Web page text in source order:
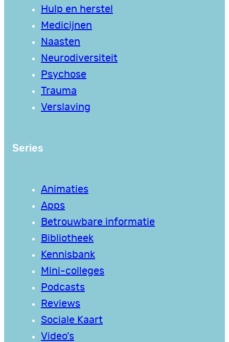
Hulp en herstel
Medicijnen
Naasten
Neurodiversiteit
Psychose
Trauma
Verslaving
Series
Animaties
Apps
Betrouwbare informatie
Bibliotheek
Kennisbank
Mini-colleges
Podcasts
Reviews
Sociale Kaart
Video’s